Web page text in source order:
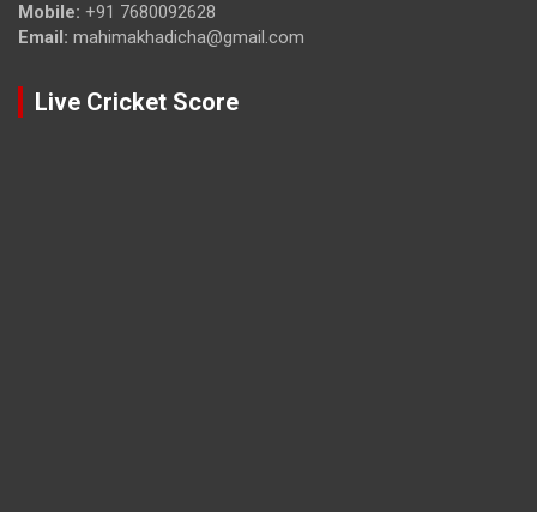
Mobile: +91 7680092628
Email: mahimakhadicha@gmail.com
Live Cricket Score